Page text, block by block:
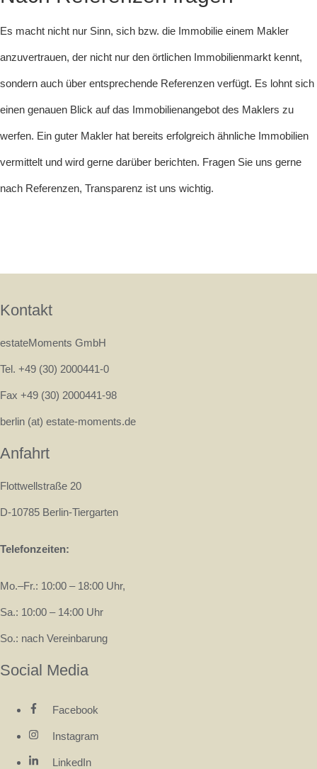
Es macht nicht nur Sinn, sich bzw. die Immobilie einem Makler
anzuvertrauen, der nicht nur den örtlichen Immobilienmarkt kennt,
sondern auch über entsprechende Referenzen verfügt. Es lohnt sich
einen genauen Blick auf das Immobilienangebot des Maklers zu
werfen. Ein guter Makler hat bereits erfolgreich ähnliche Immobilien
vermittelt und wird gerne darüber berichten. Fragen Sie uns gerne
nach Referenzen, Transparenz ist uns wichtig.
Kontakt
estateMoments GmbH
Tel. +49 (30) 2000441-0
Fax +49 (30) 2000441-98
berlin (at) estate-moments.de
Anfahrt
Flottwellstraße 20
D-10785 Berlin-Tiergarten
Telefonzeiten:
Mo.–Fr.: 10:00 – 18:00 Uhr,
Sa.: 10:00 – 14:00 Uhr
So.: nach Vereinbarung
Social Media
Facebook
Instagram
LinkedIn